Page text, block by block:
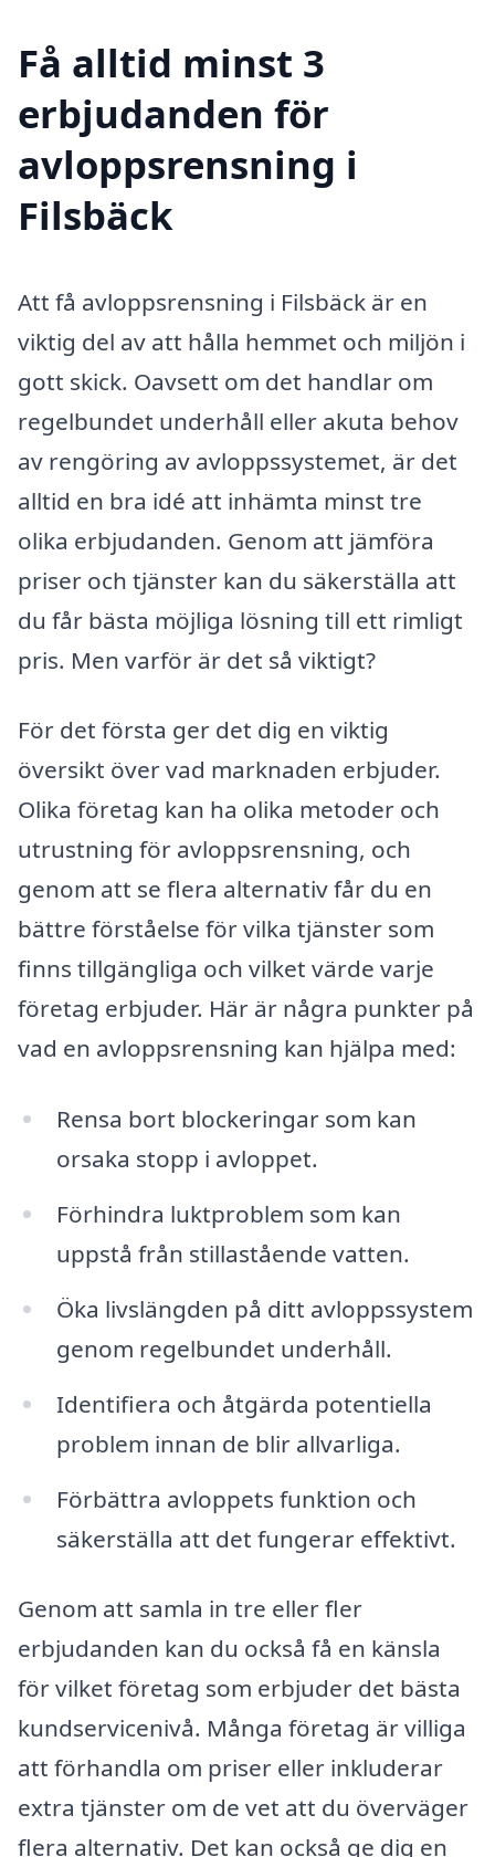
Få alltid minst 3
erbjudanden för
avloppsrensning i
Filsbäck
Att få avloppsrensning i Filsbäck är en
viktig del av att hålla hemmet och miljön i
gott skick. Oavsett om det handlar om
regelbundet underhåll eller akuta behov
av rengöring av avloppssystemet, är det
alltid en bra idé att inhämta minst tre
olika erbjudanden. Genom att jämföra
priser och tjänster kan du säkerställa att
du får bästa möjliga lösning till ett rimligt
pris. Men varför är det så viktigt?
För det första ger det dig en viktig
översikt över vad marknaden erbjuder.
Olika företag kan ha olika metoder och
utrustning för avloppsrensning, och
genom att se flera alternativ får du en
bättre förståelse för vilka tjänster som
finns tillgängliga och vilket värde varje
företag erbjuder. Här är några punkter på
vad en avloppsrensning kan hjälpa med:
Rensa bort blockeringar som kan
orsaka stopp i avloppet.
Förhindra luktproblem som kan
uppstå från stillastående vatten.
Öka livslängden på ditt avloppssystem
genom regelbundet underhåll.
Identifiera och åtgärda potentiella
problem innan de blir allvarliga.
Förbättra avloppets funktion och
säkerställa att det fungerar effektivt.
Genom att samla in tre eller fler
erbjudanden kan du också få en känsla
för vilket företag som erbjuder det bästa
kundservicenivå. Många företag är villiga
att förhandla om priser eller inkluderar
extra tjänster om de vet att du överväger
flera alternativ. Det kan också ge dig en